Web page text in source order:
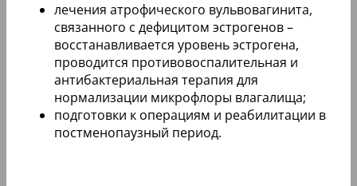
лечения атрофического вульвовагинита,
связанного с дефицитом эстрогенов –
восстанавливается уровень эстрогена,
проводится противовоспалительная и
антибактериальная терапия для
нормализации микрофлоры влагалища;
подготовки к операциям и реабилитации в
постменопаузный период.